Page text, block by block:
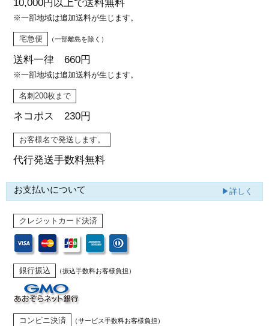
10,000円以上で送料無料
※一部地域は追加送料が生じます。
宅急便 （一部離島を除く）
送料一律 660円
※一部地域は追加送料が生じます。
名刺200枚まで
ネコポス 230円
お客様名で発送します。
代行発送手数料無料
お支払いについて ▶詳しく
クレジットカード決済
銀行振込 （振込手数料お客様負担）
コンビニ決済 （サービス手数料お客様負担）